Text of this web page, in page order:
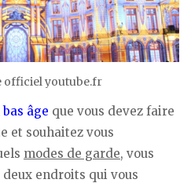
officiel youtube.fr
âge que vous devez faire
et souhaitez vous
modes de garde, vous
endroits qui vous